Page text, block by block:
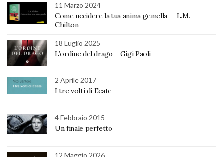
11 Marzo 2024
Come uccidere la tua anima gemella – L.M.
Chilton
18 Luglio 2025
L’ordine del drago – Gigi Paoli
2 Aprile 2017
I tre volti di Ecate
4 Febbraio 2015
Un finale perfetto
12 Maggio 2026